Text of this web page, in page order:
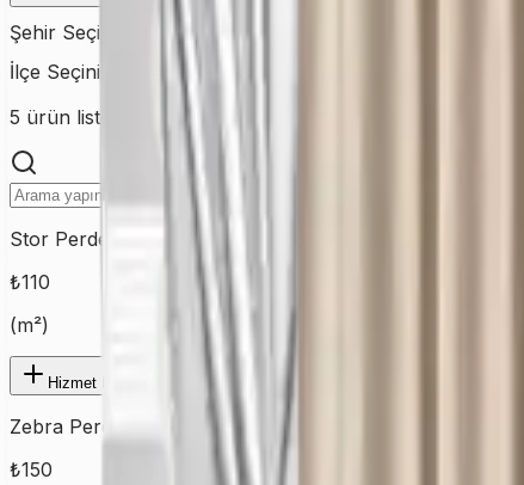
Şehir Seçiniz GAZİANTEP
İlçe Seçiniz İlçe seçiniz
5 ürün listeleniyor
Stor Perde
₺110
(m²)
Hizmet Ekle
Zebra Perde
₺150